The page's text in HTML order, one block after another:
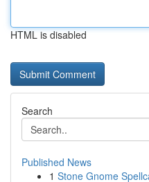
HTML is disabled
Search
Published News
1 Stone Gnome